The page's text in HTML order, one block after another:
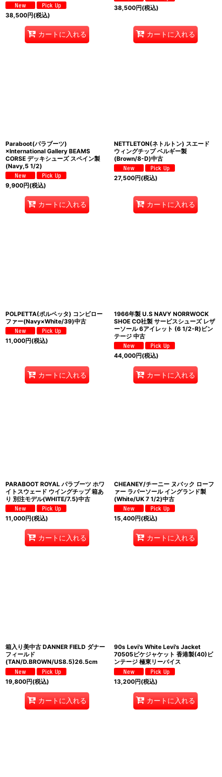
38,500円(税込)
カートに入れる
38,500円(税込)
カートに入れる
Paraboot(パラブーツ)
×International Gallery BEAMS
CORSE デッキシューズ スペイン製
(Navy,5 1/2)
9,900円(税込)
カートに入れる
NETTLETON(ネトルトン) スエード
ウィングチップ ベルギー製
(Brown/8-D)中古
27,500円(税込)
カートに入れる
POLPETTA(ポルペッタ) コンビロー
ファー(Navy×White/39)中古
11,000円(税込)
カートに入れる
1966年製 U.S NAVY NORRWOCK
SHOE CO社製 サービスシューズ レザ
ーソール 6アイレット (6 1/2-R)ビン
テージ 中古
44,000円(税込)
カートに入れる
PARABOOT ROYAL パラブーツ ホワ
イトスウェード ウイングチップ 箱あ
り 別注モデル(WHITE/7.5)中古
11,000円(税込)
カートに入れる
CHEANEY/チーニー ヌバック ローフ
ァー ラバーソール イングランド製
(White/UK 7 1/2)中古
15,400円(税込)
カートに入れる
箱入り美中古 DANNER FIELD ダナー
フィールド
(TAN/D.BROWN/US8.5)26.5cm
19,800円(税込)
カートに入れる
90s Levi's White Levi's Jacket
70505ピケジャケット 香港製(40)ビ
ンテージ 極東リーバイス
13,200円(税込)
カートに入れる